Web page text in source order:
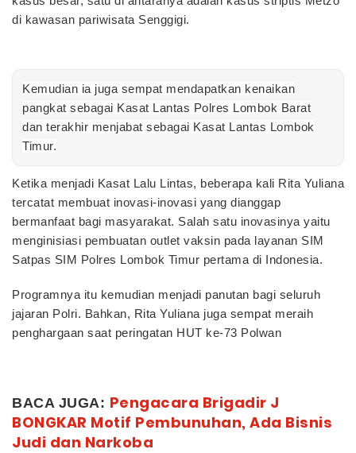
di kawasan pariwisata Senggigi.
Kemudian ia juga sempat mendapatkan kenaikan
pangkat sebagai Kasat Lantas Polres Lombok Barat
dan terakhir menjabat sebagai Kasat Lantas Lombok
Timur.
Ketika menjadi Kasat Lalu Lintas, beberapa kali Rita Yuliana
tercatat membuat inovasi-inovasi yang dianggap
bermanfaat bagi masyarakat. Salah satu inovasinya yaitu
menginisiasi pembuatan outlet vaksin pada layanan SIM
Satpas SIM Polres Lombok Timur pertama di Indonesia.
Programnya itu kemudian menjadi panutan bagi seluruh
jajaran Polri. Bahkan, Rita Yuliana juga sempat meraih
penghargaan saat peringatan HUT ke-73 Polwan
BACA JUGA: Pengacara Brigadir J
BONGKAR Motif Pembunuhan, Ada Bisnis
Judi dan Narkoba